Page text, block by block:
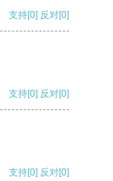
支持[0] 反对[0]
支持[0] 反对[0]
支持[0] 反对[0]